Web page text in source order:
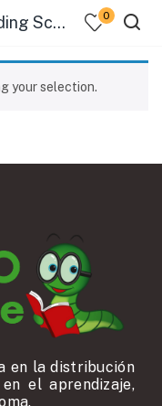
Products tagged "Boarding Schools" 0
your selection.
en la distribución
el aprendizaje,